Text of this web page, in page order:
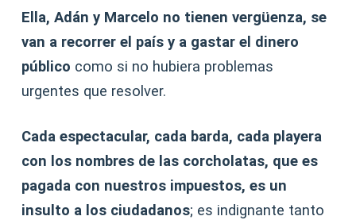
Ella, Adán y Marcelo no tienen vergüenza, se
van a recorrer el país y a gastar el dinero
público como si no hubiera problemas
urgentes que resolver.
Cada espectacular, cada barda, cada playera
con los nombres de las corcholatas, que es
pagada con nuestros impuestos, es un
insulto a los ciudadanos; es indignante tanto